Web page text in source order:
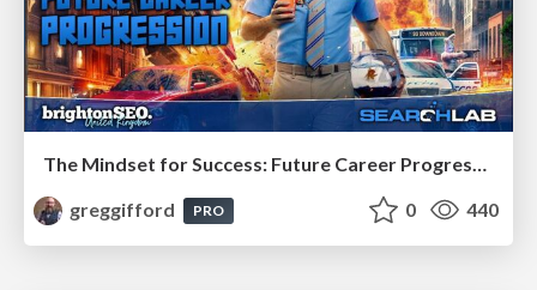
The Mindset for Success: Future Career Progression
greggifford
PRO 0 440